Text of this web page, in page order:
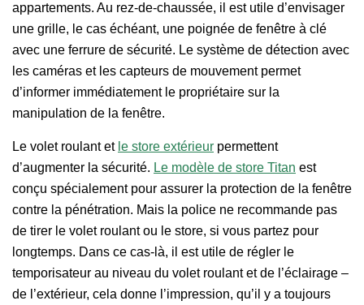
appartements. Au rez-de-chaussée, il est utile d’envisager
une grille, le cas échéant, une poignée de fenêtre à clé
avec une ferrure de sécurité. Le système de détection avec
les caméras et les capteurs de mouvement permet
d’informer immédiatement le propriétaire sur la
manipulation de la fenêtre.
Le volet roulant et le store extérieur permettent
d’augmenter la sécurité. Le modèle de store Titan est
conçu spécialement pour assurer la protection de la fenêtre
contre la pénétration. Mais la police ne recommande pas
de tirer le volet roulant ou le store, si vous partez pour
longtemps. Dans ce cas-là, il est utile de régler le
temporisateur au niveau du volet roulant et de l’éclairage –
de l’extérieur, cela donne l’impression, qu’il y a toujours